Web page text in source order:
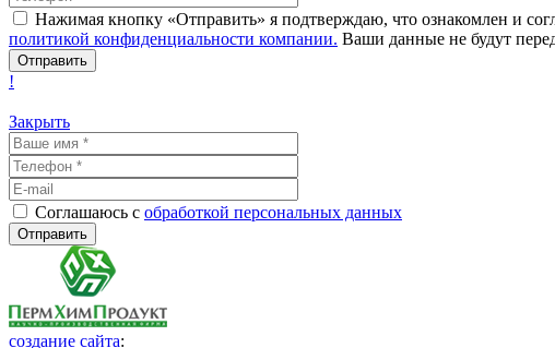
Нажимая кнопку «Отправить» я подтверждаю, что ознакомлен и
политикой конфиденциальности компании. Ваши данные не будут
!
Закрыть
Соглашаюсь с обработкой персональных данных
создание сайта: